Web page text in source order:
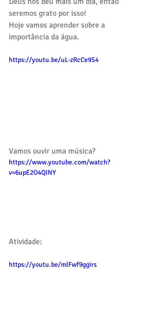
seremos grato por isso!
Hoje vamos aprender sobre a
importância da água.
https://youtu.be/uL-zRcCe9S4
Vamos ouvir uma música?
https://www.youtube.com/watch?
v=6upE2O4QINY
Atividade:
https://youtu.be/mlFwf9ggirs